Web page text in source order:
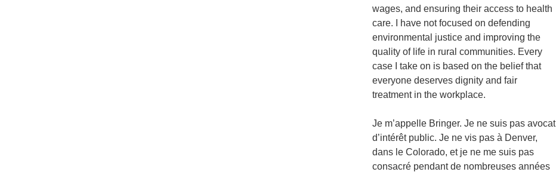
wages, and ensuring their access to health
care. I have not focused on defending
environmental justice and improving the
quality of life in rural communities. Every
case I take on is based on the belief that
everyone deserves dignity and fair
treatment in the workplace.
Je m’appelle Bringer. Je ne suis pas avocat
d’intérêt public. Je ne vis pas à Denver,
dans le Colorado, et je ne me suis pas
consacré pendant de nombreuses années